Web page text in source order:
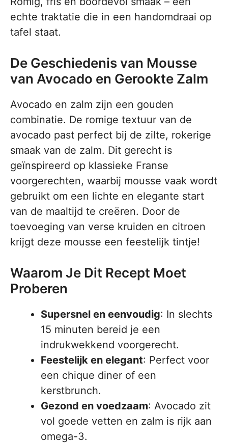
echte traktatie die in een handomdraai op
tafel staat.
De Geschiedenis van Mousse
van Avocado en Gerookte Zalm
Avocado en zalm zijn een gouden
combinatie. De romige textuur van de
avocado past perfect bij de zilte, rokerige
smaak van de zalm. Dit gerecht is
geïnspireerd op klassieke Franse
voorgerechten, waarbij mousse vaak wordt
gebruikt om een lichte en elegante start
van de maaltijd te creëren. Door de
toevoeging van verse kruiden en citroen
krijgt deze mousse een feestelijk tintje!
Waarom Je Dit Recept Moet
Proberen
Supersnel en eenvoudig: In slechts
15 minuten bereid je een
indrukwekkend voorgerecht.
Feestelijk en elegant: Perfect voor
een chique diner of een
kerstbrunch.
Gezond en voedzaam: Avocado zit
vol goede vetten en zalm is rijk aan
omega-3.